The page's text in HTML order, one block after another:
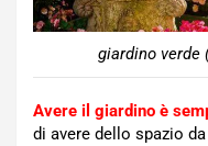
giardino verde
Avere il giardino è
di avere dello spazio